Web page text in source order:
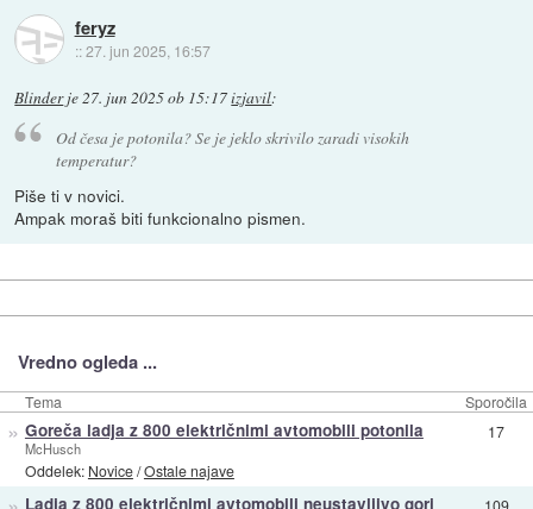
feryz
::27. jun 2025, 16:57
Blinderje27. jun 2025 ob 15:17izjavil:
Od česa je potonila? Se je jeklo skrivilo zaradi visokih
temperatur?
Piše ti v novici.
Ampak moraš biti funkcionalno pismen.
Vredno ogleda ...
Tema Sporočila
» Goreča ladja z 800 električnimi avtomobili potonila
McHusch
Oddelek: Novice/Ostale najave
17
Ladja z 800 električnimi avtomobili neustavljivo gori 109